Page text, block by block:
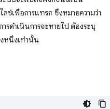
ซ์เพื่อการแทรก ซึ่งหมายความว่า
รดำเนินการจะหายไป ต้องระบุ
หนึ่งเท่านั้น